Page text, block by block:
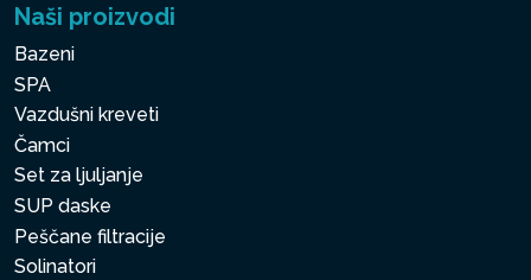
Naši proizvodi
Bazeni
SPA
Vazdušni kreveti
Čamci
Set za ljuljanje
SUP daske
Peščane filtracije
Solinatori